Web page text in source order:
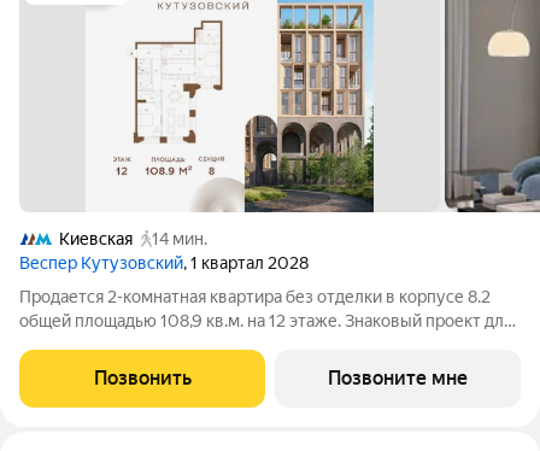
Киевская
14 мин.
Веспер Кутузовский, 1 квартал 2028
Продается 2-комнатная квартира без отделки в корпусе 8.2
общей площадью 108,9 кв.м. на 12 этаже. Знаковый проект для
площадью 3,7 га расположен на Кутузовском проспекте и
воплощает новую
Позвонить Позвоните мне